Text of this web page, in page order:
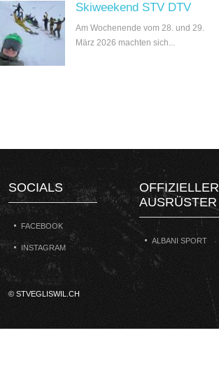
Skiweekend STV DTV
Am Wochenende vom 28. und 29.
März 2026 machten sich...
SOCIALS
FACEBOOK
INSTAGRAM
OFFIZIELLER
AUSRÜSTER
ALBANI SPORT
© STVEGLISWIL.CH